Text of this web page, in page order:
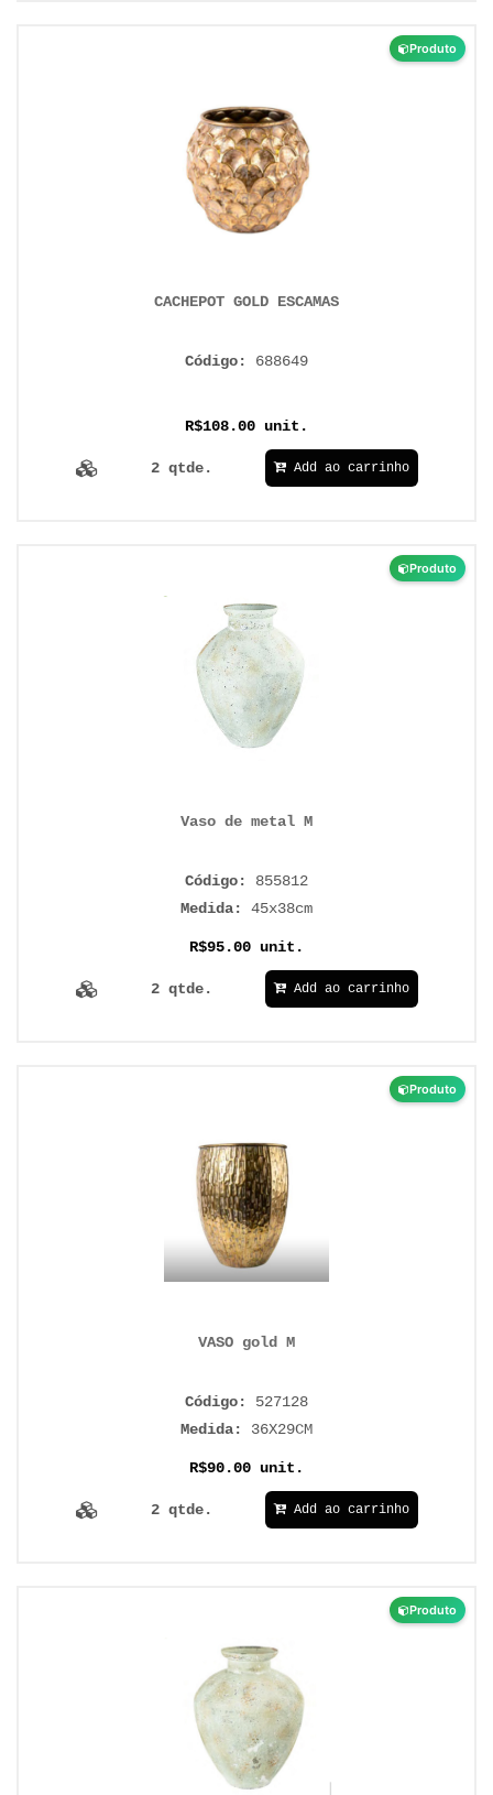
Produto
CACHEPOT GOLD ESCAMAS
Código: 688649
R$108.00 unit.
2 qtde. Add ao carrinho
Produto
Vaso de metal M
Código: 855812
Medida: 45x38cm
R$95.00 unit.
2 qtde. Add ao carrinho
Produto
VASO gold M
Código: 527128
Medida: 36X29CM
R$90.00 unit.
2 qtde. Add ao carrinho
Produto